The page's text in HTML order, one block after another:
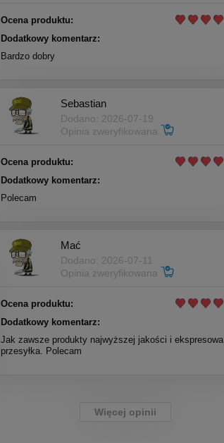
Ocena produktu:
Dodatkowy komentarz:
Bardzo dobry
Sebastian
Dodano: 2026-07-19
Opinia zweryfikowana
Ocena produktu:
Dodatkowy komentarz:
Polecam
Mać
Dodano: 2026-07-11
Opinia zweryfikowana
Ocena produktu:
Dodatkowy komentarz:
Jak zawsze produkty najwyższej jakości i ekspresowa
przesyłka. Polecam
Więcej opinii